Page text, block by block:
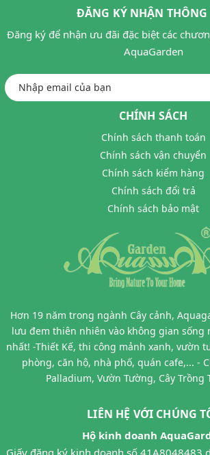
ĐĂNG KÝ NHẬN
Đăng ký để nhận ưu đãi đặc biệt các
AquaGarden
CHÍNH SÁCH
Chính sách thanh toán
Chính sách vận chuyển
Chính sách kiểm hàng
Chính sách đổi trả
Chính sách bảo mật
Hơn 19 năm trong ngành Cây cảnh,
lưu đem thiên nhiên vào không gian sống
nhất! -Thiết Kế, thi công mảnh xanh, vườn
phòng, căn hộ, nhà phố, quán cafe,... -
Palladium, Vườn Tường, Cây Trồng
LIÊN HỆ VỚI CHÚNG
Hộ kinh doanh
Giấy đăng ký kinh doanh số 41A8048483